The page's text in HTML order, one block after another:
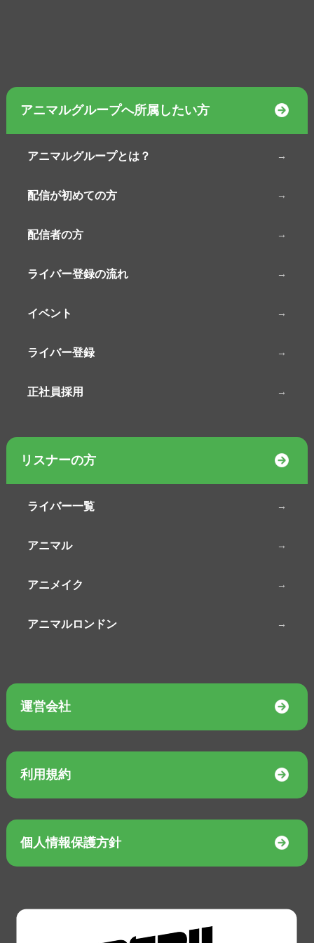
アニマルグループへ所属したい方
アニマルグループとは？
配信が初めての方
配信者の方
ライバー登録の流れ
イベント
ライバー登録
正社員採用
リスナーの方
ライバー一覧
アニマル
アニメイク
アニマルロンドン
運営会社
利用規約
個人情報保護方針